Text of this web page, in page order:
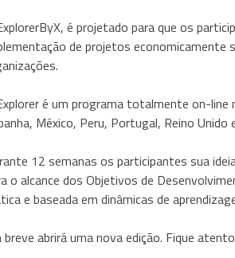
é projetado para que os
de projetos
é um programa totalmente on-line
México, Peru, Portugal, Reino
12 semanas os participantes sua
o alcance dos Objetivos de
e baseada em dinâmicas de
breve abrirá uma nova edição. Fique